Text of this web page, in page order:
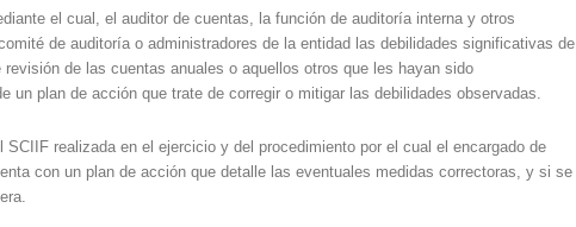
el cual, el auditor de cuentas, la función de auditoría interna y otros
de auditoría o administradores de la entidad las debilidades significativas de
de las cuentas anuales o aquellos otros que les hayan sido
un plan de acción que trate de corregir o mitigar las debilidades observadas.
realizada en el ejercicio y del procedimiento por el cual el encargado de
con un plan de acción que detalle las eventuales medidas correctoras, y si se